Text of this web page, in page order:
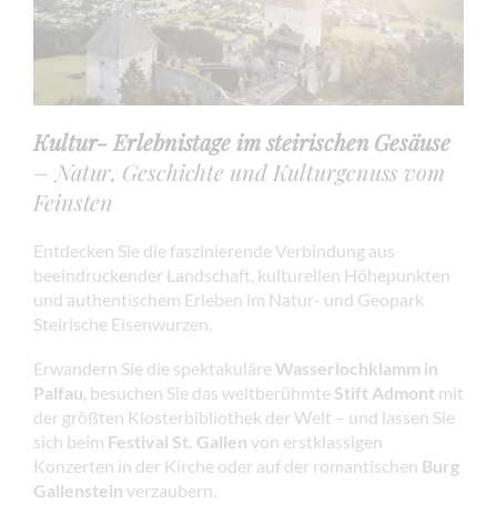
Kultur- Erlebnistage im steirischen Gesäuse
– Natur, Geschichte und Kulturgenuss vom
Feinsten
Entdecken Sie die faszinierende Verbindung aus
beeindruckender Landschaft, kulturellen Höhepunkten
und authentischem Erleben im Natur- und Geopark
Steirische Eisenwurzen.
Erwandern Sie die spektakuläreWasserlochklamm in
Palfau, besuchen Sie das weltberühmte Stift Admont mit
der größten Klosterbibliothek der Welt – und lassen Sie
sich beim Festival St. Gallen von erstklassigen
Konzerten in der Kirche oder auf der romantischen Burg
Gallenstein verzaubern.